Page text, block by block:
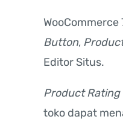
Button,
Editor Situs.
Product Rating
toko dapat